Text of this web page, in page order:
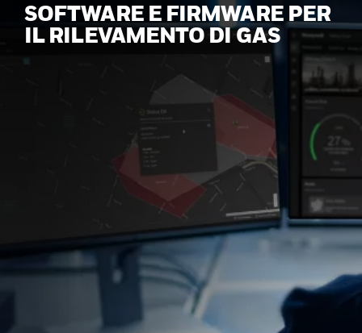
SOFTWARE E FIRMWARE PER
IL RILEVAMENTO DI GAS